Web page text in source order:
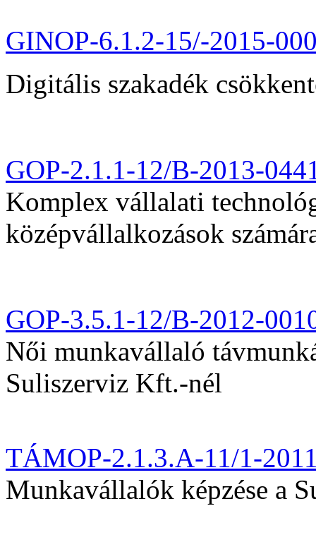
GINOP-6.1.2-15/-2015-
Digitális szakadék
GOP-2.1.1-12/B-2013-
Komplex vállalati
középvállalkozások
GOP-3.5.1-12/B-2012-
Női munkavállaló
Suliszerviz Kft.-nél
TÁMOP-2.1.3.A-11/1-
Munkavállalók képzése a